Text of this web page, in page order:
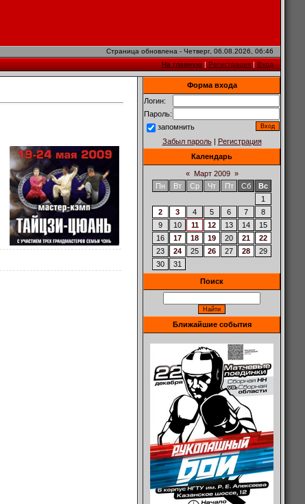
Страница обновлена - Четверг, 06.08.2026, 06:46
На главную|Регистрация|Вход
Форма входа
Логин:
Пароль:
запомнить
Забыл пароль| Регистрация
Календарь
« Март 2009 »
Пн
Вт Ср Чт Пт Сб
Вс
1
2
3 4 5 6 7
8
9
10 11 12 13 14
15
16
17 18 19 20 21
22
23
24 25 26 27 28
29
30
31
Поиск
Ближайшие события